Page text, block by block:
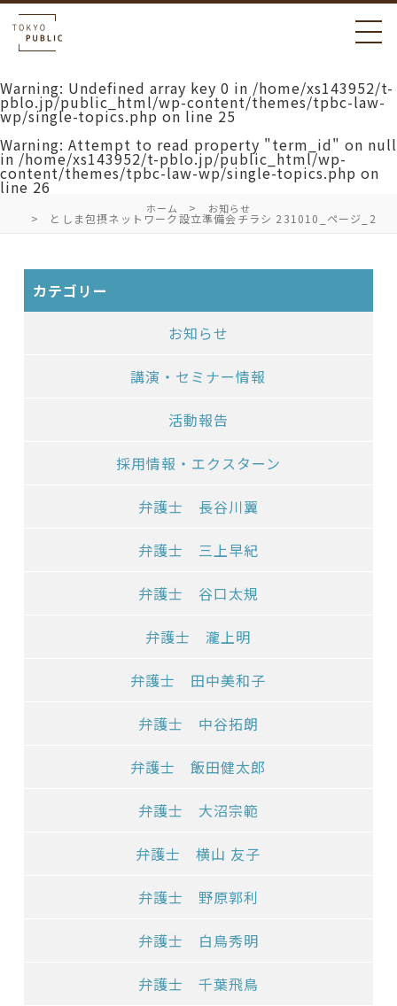
Warning: Undefined array key 0 in /home/xs143952/t-
pblo.jp/public_html/wp-content/themes/tpbc-law-
wp/single-topics.php on line 25
Warning: Attempt to read property "term_id" on null
in /home/xs143952/t-pblo.jp/public_html/wp-
content/themes/tpbc-law-wp/single-topics.php on
line 26
ホーム お知らせ
としま包摂ネットワーク設立準備会チラシ 231010_ページ_2
カテゴリー
お知らせ
講演・セミナー情報
活動報告
採用情報・エクスターン
弁護士 長谷川翼
弁護士 三上早紀
弁護士 谷口太規
弁護士 瀧上明
弁護士 田中美和子
弁護士 中谷拓朗
弁護士 飯田健太郎
弁護士 大沼宗範
弁護士 横山 友子
弁護士 野原郭利
弁護士 白鳥秀明
弁護士 千葉飛鳥